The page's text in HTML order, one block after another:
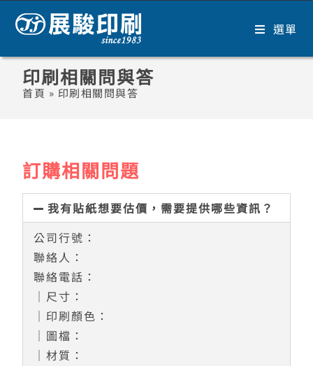
選單
印刷相關問與答
首頁 » 印刷相關問與答
訂購相關問題
我有貼紙想要估價，需要提供哪些資訊？
公司行號：
聯絡人：
聯絡電話：
｜尺寸：
｜印刷顏色：
｜圖檔：
｜材質：